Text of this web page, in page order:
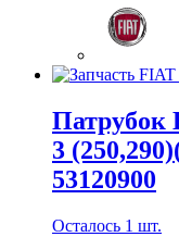
Патрубок
3
53120900
Осталось 1 шт.